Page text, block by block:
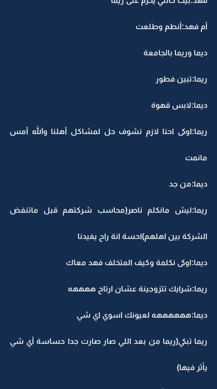
أم فهد:أنطم وطلعت
ديما وريما بالجامعة
ريما:تبين فطور
ديما:لابس قهوة
ريما:اوكى احنا لازم نشوف حل لمشاكل أهلنا والله أمس
مانمت
ديما:من جد
ريما:ليش مانكلم ناصر(محاسب شركتهم قبل ماتنفض
الشركة بين اهلهم)احسة انة راح يفيدنا
ديما:اوكى نكلمة وكيف المتخلف فهد معاك
ريما:شرايك تتزوجينة عشان ارتاح ههههه
ديما:ههههههه لعيونك اسوي اي شي
ريما تبكي(ريما من بعد اللي صار صارت جدا حساسة أي شي
يأثر فيها)